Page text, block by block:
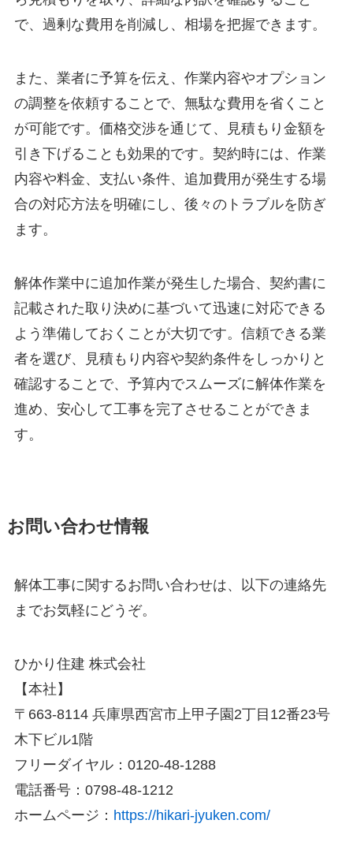
で、過剰な費用を削減し、相場を把握できます。
また、業者に予算を伝え、作業内容やオプション
の調整を依頼することで、無駄な費用を省くこと
が可能です。価格交渉を通じて、見積もり金額を
引き下げることも効果的です。契約時には、作業
内容や料金、支払い条件、追加費用が発生する場
合の対応方法を明確にし、後々のトラブルを防ぎ
ます。
解体作業中に追加作業が発生した場合、契約書に
記載された取り決めに基づいて迅速に対応できる
よう準備しておくことが大切です。信頼できる業
者を選び、見積もり内容や契約条件をしっかりと
確認することで、予算内でスムーズに解体作業を
進め、安心して工事を完了させることができま
す。
お問い合わせ情報
解体工事に関するお問い合わせは、以下の連絡先
までお気軽にどうぞ。
ひかり住建 株式会社
【本社】
〒663-8114 兵庫県西宮市上甲子園2丁目12番23号
木下ビル1階
フリーダイヤル：0120-48-1288
電話番号：0798-48-1212
ホームページ： https://hikari-jyuken.com/